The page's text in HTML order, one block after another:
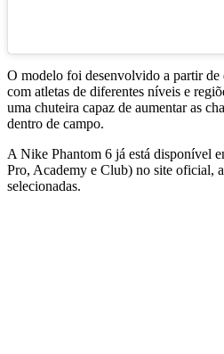
O modelo foi desenvolvido a partir de
com atletas de diferentes níveis e
uma chuteira capaz de aumentar as
dentro de campo.
A Nike Phantom 6 já está disponível
Pro, Academy e Club) no site oficial,
selecionadas.